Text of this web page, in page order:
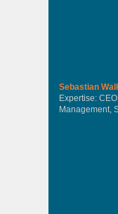
Sebastian
Expertise: CEO
Management,